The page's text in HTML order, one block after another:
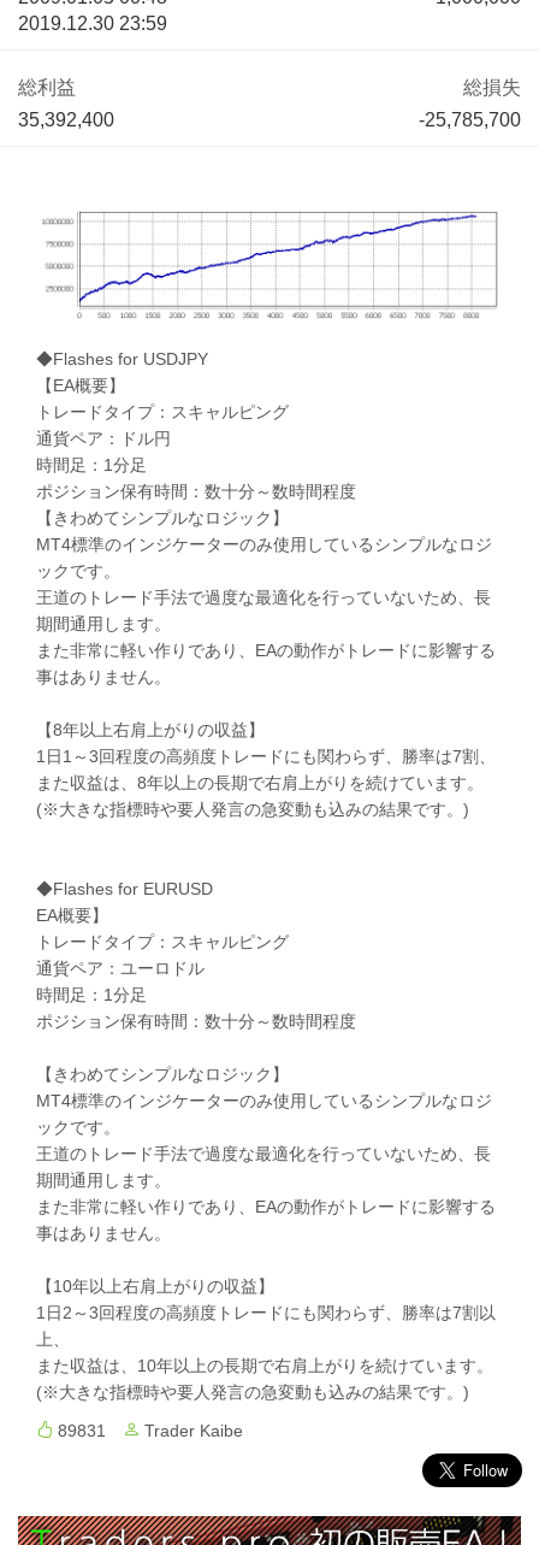
2019.12.30 23:59
総利益
35,392,400
総損失
-25,785,700
◆Flashes for USDJPY
【EA概要】
トレードタイプ：スキャルピング
通貨ペア：ドル円
時間足：1分足
ポジション保有時間：数十分～数時間程度
【きわめてシンプルなロジック】
MT4標準のインジケーターのみ使用しているシンプルなロジ
ックです。
王道のトレード手法で過度な最適化を行っていないため、長
期間通用します。
また非常に軽い作りであり、EAの動作がトレードに影響する
事はありません。
【8年以上右肩上がりの収益】
1日1～3回程度の高頻度トレードにも関わらず、勝率は7割、
また収益は、8年以上の長期で右肩上がりを続けています。
(※大きな指標時や要人発言の急変動も込みの結果です。)
◆Flashes for EURUSD
EA概要】
トレードタイプ：スキャルピング
通貨ペア：ユーロドル
時間足：1分足
ポジション保有時間：数十分～数時間程度
【きわめてシンプルなロジック】
MT4標準のインジケーターのみ使用しているシンプルなロジ
ックです。
王道のトレード手法で過度な最適化を行っていないため、長
期間通用します。
また非常に軽い作りであり、EAの動作がトレードに影響する
事はありません。
【10年以上右肩上がりの収益】
1日2～3回程度の高頻度トレードにも関わらず、勝率は7割以
上、
また収益は、10年以上の長期で右肩上がりを続けています。
(※大きな指標時や要人発言の急変動も込みの結果です。)
89831
Trader Kaibe